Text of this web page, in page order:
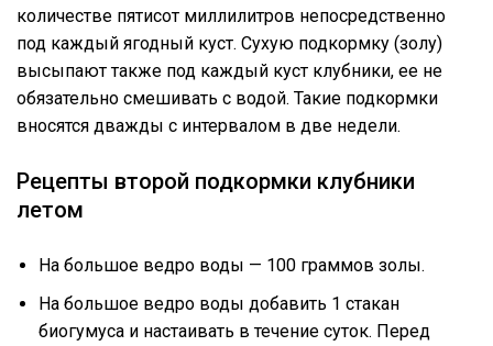
количестве пятисот миллилитров непосредственно
под каждый ягодный куст. Сухую подкормку (золу)
высыпают также под каждый куст клубники, ее не
обязательно смешивать с водой. Такие подкормки
вносятся дважды с интервалом в две недели.
Рецепты второй подкормки клубники
летом
На большое ведро воды — 100 граммов золы.
На большое ведро воды добавить 1 стакан
биогумуса и настаивать в течение суток. Перед